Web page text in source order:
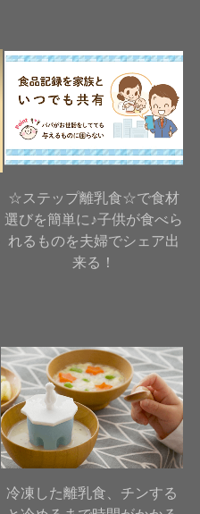
☆ステップ離乳食☆で食材
選びを簡単に♪子供が食べら
れるものを夫婦でシェア出
来る！
冷凍した離乳食、チンする